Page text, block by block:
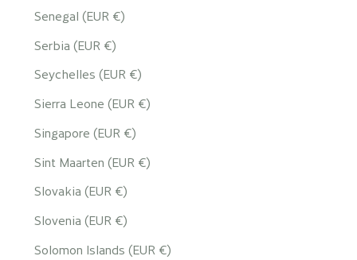
Senegal (EUR €)
Serbia (EUR €)
Seychelles (EUR €)
Sierra Leone (EUR €)
Singapore (EUR €)
Sint Maarten (EUR €)
Slovakia (EUR €)
Slovenia (EUR €)
Solomon Islands (EUR €)